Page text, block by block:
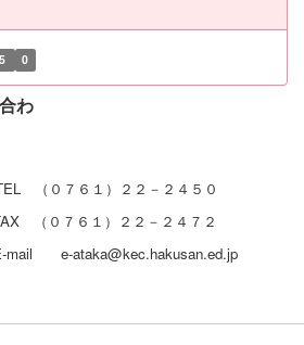
5 0
わ
（０７６１）２２－２４５０
（０７６１）２２－２４７２
e-ataka@kec.hakusan.ed.jp